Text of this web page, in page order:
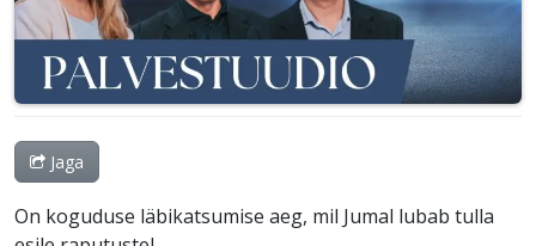
Jaga
On koguduse läbikatsumise aeg, mil Jumal lubab tulla